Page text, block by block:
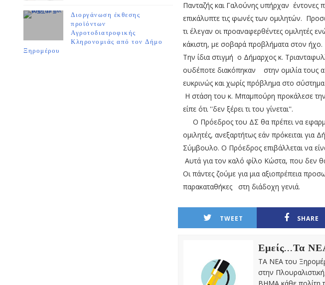
Διοργάνωση έκθεσης
προϊόντων
Αγροτοδιατροφικής
Κληρονομιάς από τον Δήμο
Ξηρομέρου
Πανταζής και Γαλούνης υπήρχαν
επικάλυπτε τις φωνές των ομιλητών.
τι έλεγαν οι προαναφερθέντες ομιλητές
κάκιστη, με σοβαρά προβλήματα στον ήχο.
Την ίδια στιγμή ο Δήμαρχος κ.
ουδέποτε διακόπηκαν στην ομιλία τους
ευκρινώς και χωρίς πρόβλημα στο
Η στάση του κ. Μπαμπούρη προκάλεσε
είπε ότι ''δεν ξέρει τι του γίνεται''.
Ο Πρόεδρος του ΔΣ θα πρέπει να
ομιλητές, ανεξαρτήτως εάν πρόκειται
Σύμβουλο. Ο Πρόεδρος επιβάλλεται να
Αυτά για τον καλό φίλο Κώστα, που δεν
Οι πάντες ζούμε για μια αξιοπρέπεια
παρακαταθήκες στη διάδοχη γενιά.
TWEET SHARE
Εμείς...Τα
ΤΑ ΝΕΑ του
στην